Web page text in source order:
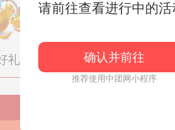
礼 15元
请前往查看进行中的活
确认并前往
推荐使用中团网小程序